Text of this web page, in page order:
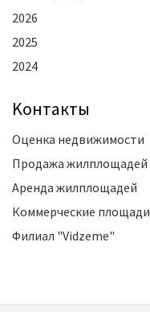
2026
2025
2024
Kонтакты
Оценка недвижимости
Продажа жилплощадей
Аренда жилплощадей
Коммерческие площади
Филиал "Vidzeme"